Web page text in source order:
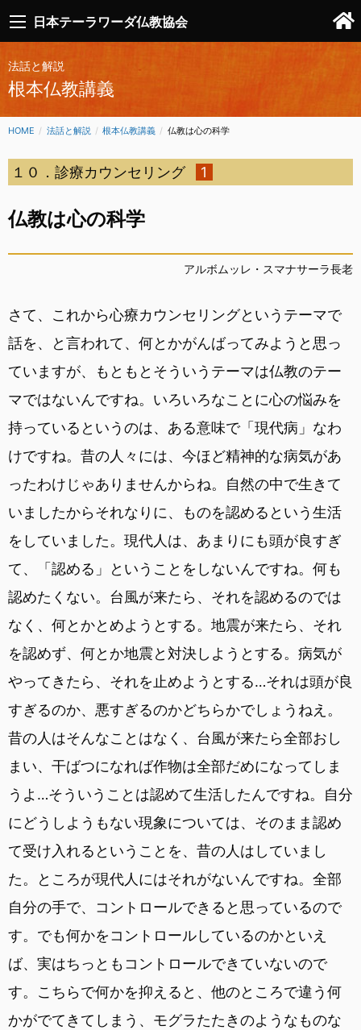
日本テーラワーダ仏教協会
法話と解説
根本仏教講義
HOME 法話と解説 根本仏教講義 CURRENT:
仏教は心の科学
１０．診療カウンセリング 1
仏教は心の科学
アルボムッレ・スマナサーラ長老
さて、これから心療カウンセリングというテーマで
話を、と言われて、何とかがんばってみようと思っ
ていますが、もともとそういうテーマは仏教のテー
マではないんですね。いろいろなことに心の悩みを
持っているというのは、ある意味で「現代病」なわ
けですね。昔の人々には、今ほど精神的な病気があ
ったわけじゃありませんからね。自然の中で生きて
いましたからそれなりに、ものを認めるという生活
をしていました。現代人は、あまりにも頭が良すぎ
て、「認める」ということをしないんですね。何も
認めたくない。台風が来たら、それを認めるのでは
なく、何とかとめようとする。地震が来たら、それ
を認めず、何とか地震と対決しようとする。病気が
やってきたら、それを止めようとする…それは頭が良
すぎるのか、悪すぎるのかどちらかでしょうねえ。
昔の人はそんなことはなく、台風が来たら全部おし
まい、干ばつになれば作物は全部だめになってしま
うよ…そういうことは認めて生活したんですね。自分
にどうしようもない現象については、そのまま認め
て受け入れるということを、昔の人はしていまし
た。ところが現代人にはそれがないんですね。全部
自分の手で、コントロールできると思っているので
す。でも何かをコントロールしているのかといえ
ば、実はちっともコントロールできていないので
す。こちらで何かを抑えると、他のところで違う何
かがでてきてしまう、モグラたたきのようなものな